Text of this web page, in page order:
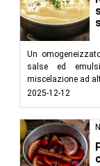
Un
salse ed
miscelazione ad
2025-12-12